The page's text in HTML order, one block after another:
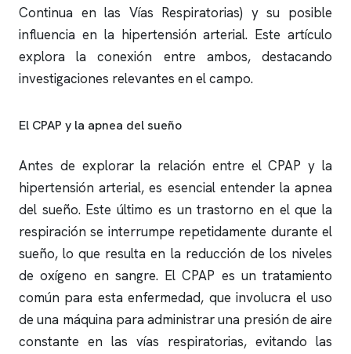
Continua en las Vías Respiratorias) y su posible
influencia en la hipertensión arterial. Este artículo
explora la conexión entre ambos, destacando
investigaciones relevantes en el campo.
El CPAP y la apnea del sueño
Antes de explorar la relación entre el CPAP y la
hipertensión arterial, es esencial entender la apnea
del sueño. Este último es un trastorno en el que la
respiración se interrumpe repetidamente durante el
sueño, lo que resulta en la reducción de los niveles
de oxígeno en sangre. El CPAP es un tratamiento
común para esta enfermedad, que involucra el uso
de una máquina para administrar una presión de aire
constante en las vías respiratorias, evitando las